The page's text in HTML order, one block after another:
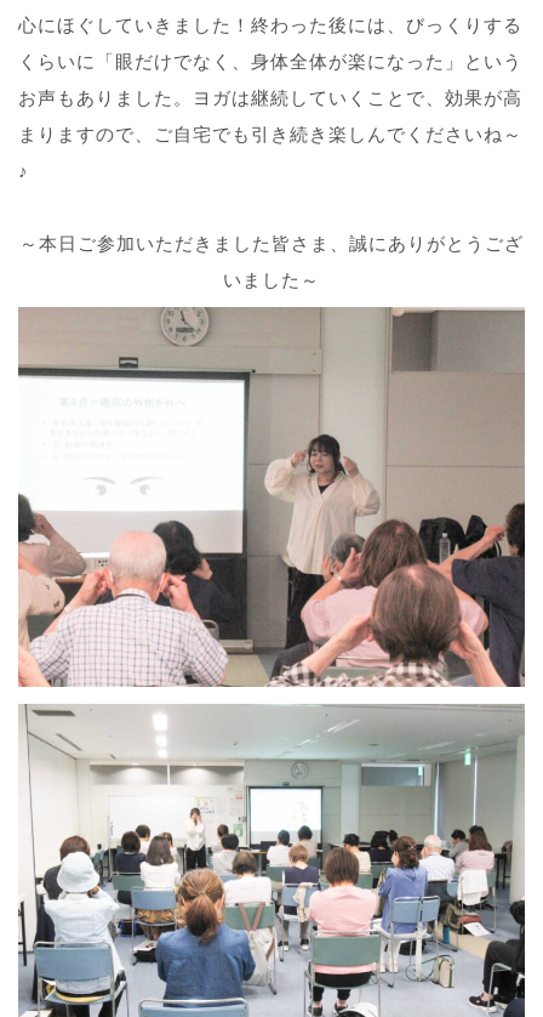
心にほぐしていきました！終わった後には、びっくりする
くらいに「眼だけでなく、身体全体が楽になった」という
お声もありました。ヨガは継続していくことで、効果が高
まりますので、ご自宅でも引き続き楽しんでくださいね～
♪
～本日ご参加いただきました皆さま、誠にありがとうござ
いました～